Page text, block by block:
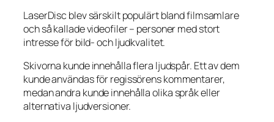
LaserDisc blev särskilt populärt bland filmsamlare
och så kallade videofiler – personer med stort
intresse för bild- och ljudkvalitet.
Skivorna kunde innehålla flera ljudspår. Ett av dem
kunde användas för regissörens kommentarer,
medan andra kunde innehålla olika språk eller
alternativa ljudversioner.